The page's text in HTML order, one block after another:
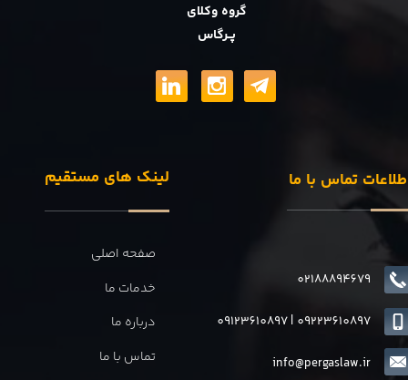
گروه وکلای
پــرگاس
لینک های مستقیم
صفحه اصلی
خدمات ما
درباره ما
تماس با ما
تماس با ما
02188894679
info@pergaslaw.ir
09123610897| 09223610897